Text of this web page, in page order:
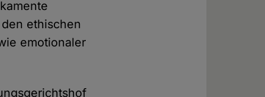
ethischen
emotionaler